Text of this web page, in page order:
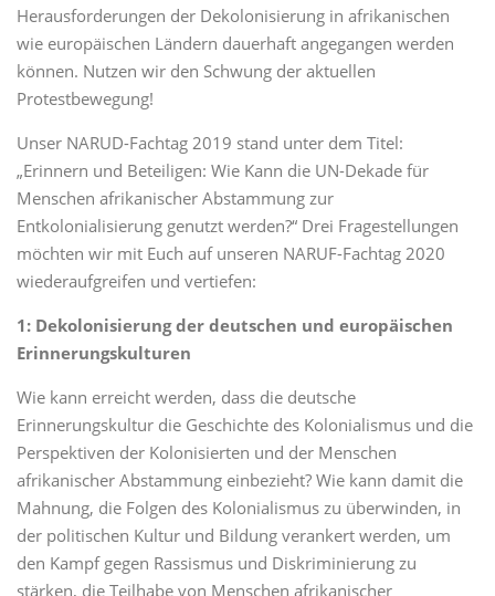
Herausforderungen der Dekolonisierung in afrikanischen
wie europäischen Ländern dauerhaft angegangen werden
können. Nutzen wir den Schwung der aktuellen
Protestbewegung!
Unser NARUD-Fachtag 2019 stand unter dem Titel:
„Erinnern und Beteiligen: Wie Kann die UN-Dekade für
Menschen afrikanischer Abstammung zur
Entkolonialisierung genutzt werden?“ Drei Fragestellungen
möchten wir mit Euch auf unseren NARUF-Fachtag 2020
wiederaufgreifen und vertiefen:
1: Dekolonisierung der deutschen und europäischen
Erinnerungskulturen
Wie kann erreicht werden, dass die deutsche
Erinnerungskultur die Geschichte des Kolonialismus und die
Perspektiven der Kolonisierten und der Menschen
afrikanischer Abstammung einbezieht? Wie kann damit die
Mahnung, die Folgen des Kolonialismus zu überwinden, in
der politischen Kultur und Bildung verankert werden, um
den Kampf gegen Rassismus und Diskriminierung zu
stärken, die Teilhabe von Menschen afrikanischer